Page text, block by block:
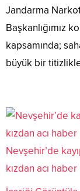
Jandarma
Başkanlığımız
kapsamında;
büyük bir
Nevşehir’de
kızdan acı haber